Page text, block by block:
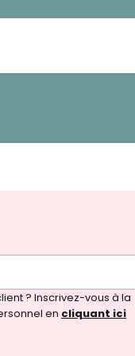
? Inscrivez-vous à la
en cliquant ici